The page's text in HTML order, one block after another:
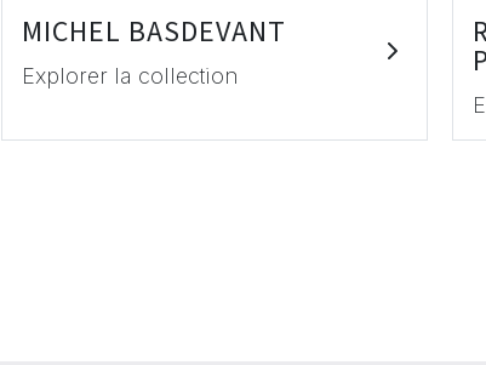
MICHEL BASDEVANT
Explorer la collection